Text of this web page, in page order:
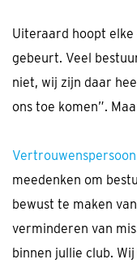
Uiteraard hoopt
gebeurt. Veel
niet, wij zijn daar
ons toe komen”.
Vertrouwenspersoon
meedenken om
bewust te maken
verminderen van
binnen jullie club.